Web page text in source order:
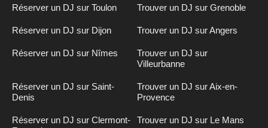
Réserver un DJ sur Toulon Trouver un DJ sur Grenoble
Réserver un DJ sur Dijon Trouver un DJ sur Angers
Réserver un DJ sur Nîmes
Trouver un DJ sur
Villeurbanne
Réserver un DJ sur Saint-
Denis
Trouver un DJ sur Aix-en-
Provence
Réserver un DJ sur Clermont-
Trouver un DJ sur Le Mans